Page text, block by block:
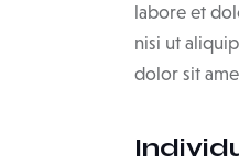
labore et
nisi ut
dolor sit